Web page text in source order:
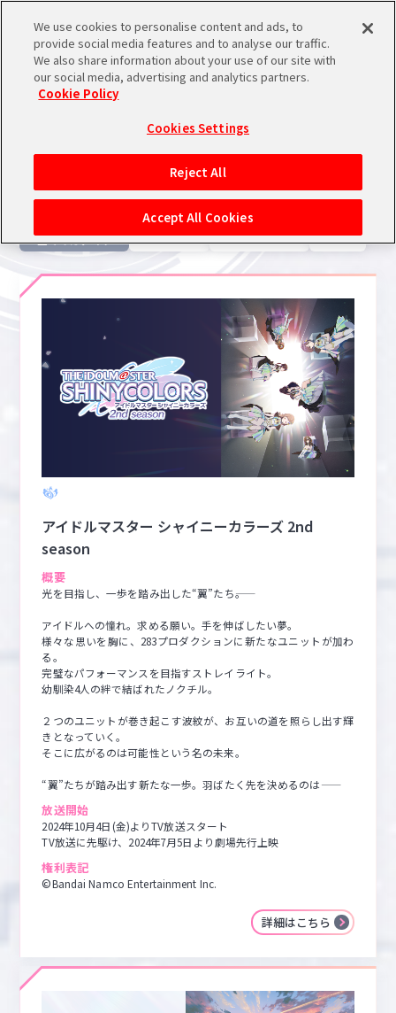
スケジュール 検索
バンダイナムコIDで
アイドルマスター ポータルへの登録について
シリアルコード・
あいことば
閲覧履歴・購入履歴 Pレポ
チェックイン お気に入り
マイスケジュール メモ
バンダイナムコID Link設定
THE IDOL
M@STER
シンデレラ
ガールズ
シャイニー
ANIME
アニメ
アニメ関連のNEWS
全てのカテゴリ TVアニメ Webムービー 映画
アイドルマスター シャイニーカラーズ 2nd
season
概要
光を目指し、一歩を踏み出した“翼”たち――。
アイドルへの憧れ。求める願い。手を伸ばしたい夢。
様々な思いを胸に、283プロダクションに新たなユニットが加わ
る。
完璧なパフォーマンスを目指すストレイライト。
幼馴染4人の絆で結ばれたノクチル。
２つのユニットが巻き起こす波紋が、お互いの道を照らし出す輝
きとなっていく。
そこに広がるのは可能性という名の未来。
“翼”たちが踏み出す新たな一歩。羽ばたく先を決めるのは――
放送開始
2024年10月4日(金)よりTV放送スタート
TV放送に先駆け、2024年7月5日より劇場先行上映
権利表記
©Bandai Namco Entertainment Inc.
詳細はこちら
We use cookies to personalise content and ads, to
provide social media features and to analyse our traffic.
We also share information about your use of our site with
our social media, advertising and analytics partners.
Cookie Policy
Cookies Settings
Reject All
Accept All Cookies